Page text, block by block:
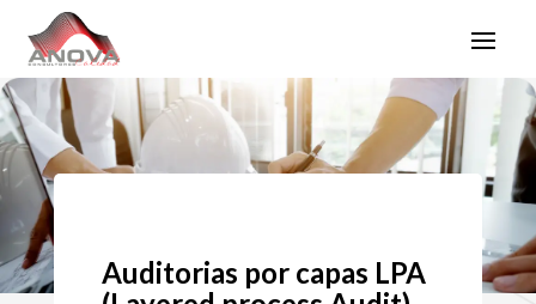
Auditorias por capas LPA